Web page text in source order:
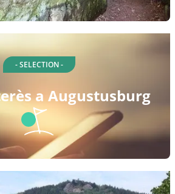
- SELECTION -
a Augustusburg